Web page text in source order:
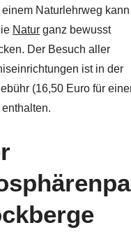
Naturlehrweg kann
Natur ganz bewusst
Der Besuch aller
ist in der
(16,50 Euro für
enthalten.